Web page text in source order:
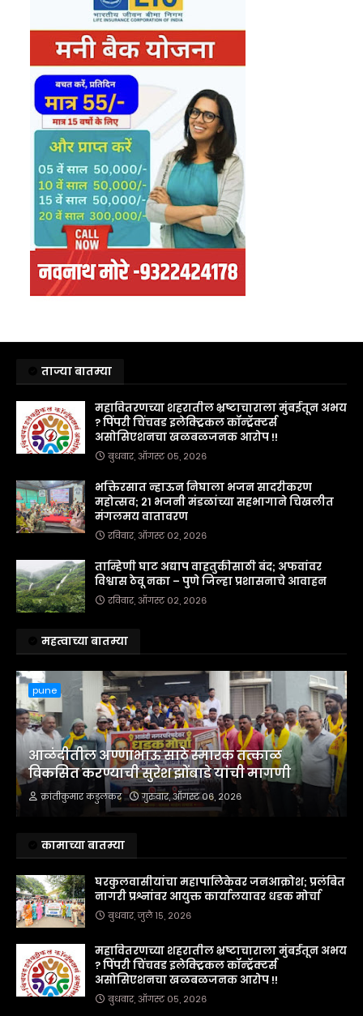
ताज्या बातम्या
महावितरणच्या शहरातील भ्रष्टाचाराला मुंबईतून अभय
? पिंपरी चिंचवड इलेक्ट्रिकल कॉन्ट्रॅक्टर्स
असोसिएशनचा खळबळजनक आरोप !!
बुधवार, ऑगस्ट ०५, २०२६
भक्तिरसात न्हाऊन निघाला भजन सादरीकरण
महोत्सव; २१ भजनी मंडळांच्या सहभागाने चिखलीत
मंगलमय वातावरण
रविवार, ऑगस्ट ०२, २०२६
ताम्हिणी घाट अद्याप वाहतुकीसाठी बंद; अफवांवर
विश्वास ठेवू नका – पुणे जिल्हा प्रशासनाचे आवाहन
रविवार, ऑगस्ट ०२, २०२६
महत्वाच्या बातम्या
pune
आळंदीतील अण्णाभाऊ साठे स्मारक तत्काळ
विकसित करण्याची सुरेश झोंबाडे यांची मागणी
क्रांतीकुमार कडुलकर गुरुवार, ऑगस्ट ०६, २०२६
कामाच्या बातम्या
घरकुलवासीयांचा महापालिकेवर जनआक्रोश; प्रलंबित
नागरी प्रश्नांवर आयुक्त कार्यालयावर धडक मोर्चा
बुधवार, जुलै १५, २०२६
महावितरणच्या शहरातील भ्रष्टाचाराला मुंबईतून अभय
? पिंपरी चिंचवड इलेक्ट्रिकल कॉन्ट्रॅक्टर्स
असोसिएशनचा खळबळजनक आरोप !!
बुधवार, ऑगस्ट ०५, २०२६